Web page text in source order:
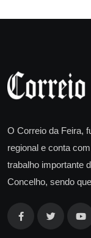
O Correio da Feira,
regional e conta
trabalho importante
Concelho, sendo